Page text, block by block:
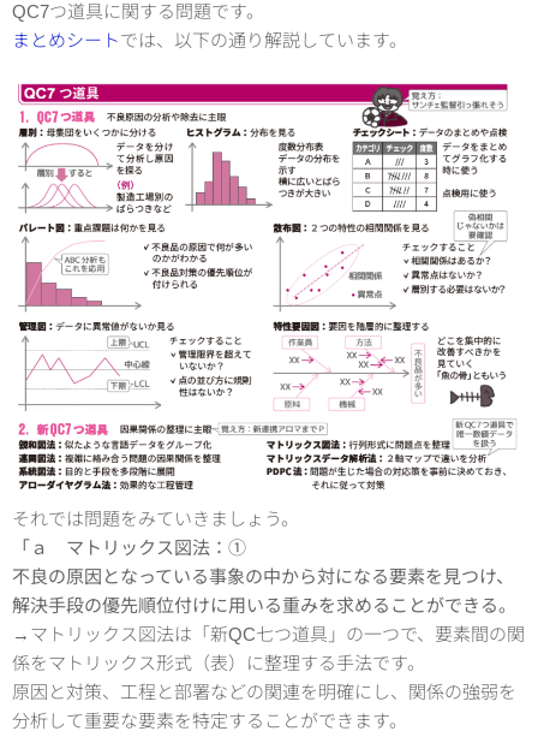
QC7つ道具に関する問題です。
まとめシートでは、以下の通り解説しています。
それでは問題をみていきましょう。
「ａ マトリックス図法：①
不良の原因となっている事象の中から対になる要素を見つけ、
解決手段の優先順位付けに用いる重みを求めることができる。
→マトリックス図法は「新QC七つ道具」の一つで、要素間の関
係をマトリックス形式（表）に整理する手法です。
原因と対策、工程と部署などの関連を明確にし、関係の強弱を
分析して重要な要素を特定することができます。